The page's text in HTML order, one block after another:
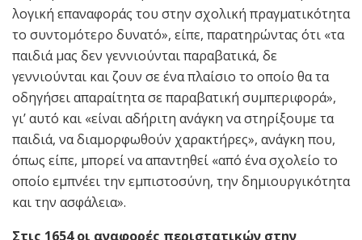
λογική επαναφοράς του στην σχολική πραγματικότητα
το συντομότερο δυνατό», είπε, παρατηρώντας ότι «τα
παιδιά μας δεν γεννιούνται παραβατικά, δε
γεννιούνται και ζουν σε ένα πλαίσιο το οποίο θα τα
οδηγήσει απαραίτητα σε παραβατική συμπεριφορά»,
γι’ αυτό και «είναι αδήριτη ανάγκη να στηρίξουμε τα
παιδιά, να διαμορφωθούν χαρακτήρες», ανάγκη που,
όπως είπε, μπορεί να απαντηθεί «από ένα σχολείο το
οποίο εμπνέει την εμπιστοσύνη, την δημιουργικότητα
και την ασφάλεια».
Στις 1654 οι αναφορές περιστατικών στην